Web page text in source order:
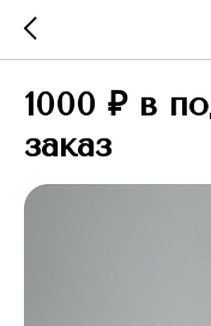
1000 ₽ в
заказ